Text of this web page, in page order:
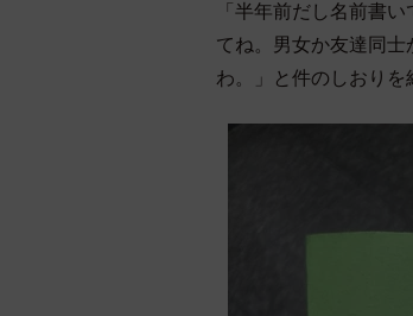
「半年前だし名前書
てね。男女か友達同
わ。」と件のしおりを